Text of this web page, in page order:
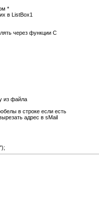
*
в ListBox1
через функции C
из файла
в строке если есть
адрес в sMail